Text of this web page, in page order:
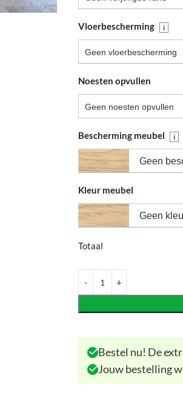
Vloerbescherming i
Geen vloerbescherming
Noesten opvullen
Geen noesten opvullen
Bescherming meubel i
Geen
Kleur meubel
Geen
Totaal
Bestel nu! De
Jouw bestelling